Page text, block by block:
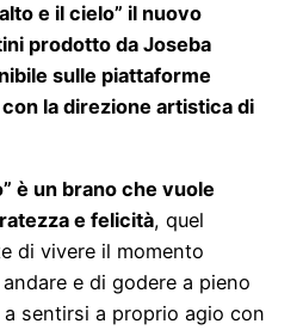
e il cielo” il nuovo
prodotto da Joseba
sulle piattaforme
la direzione artistica di
è un brano che vuole
e felicità, quel
di vivere il momento
e di godere a pieno
sentirsi a proprio agio con